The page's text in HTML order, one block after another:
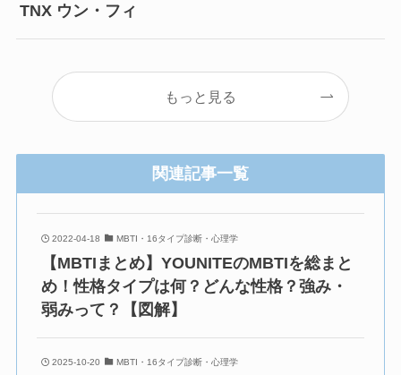
TNX ウン・フィ
もっと見る
関連記事一覧
2022-04-18 MBTI・16タイプ診断・心理学
【MBTIまとめ】YOUNITEのMBTIを総まと
め！性格タイプは何？どんな性格？強み・
弱みって？【図解】
2025-10-20 MBTI・16タイプ診断・心理学